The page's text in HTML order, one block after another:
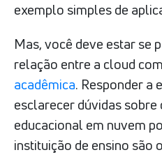
exemplo simples de
Mas, você deve estar se
relação entre a cloud
acadêmica. Responder a
esclarecer dúvidas sobre
educacional em nuvem
instituição de ensino são